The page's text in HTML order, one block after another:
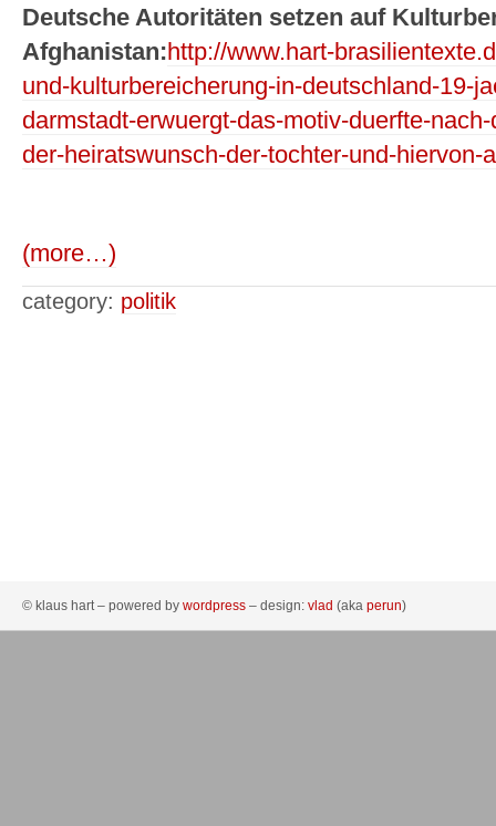
Deutsche Autoritäten setzen auf
Afghanistan:http://www.hart-
und-kulturbereicherung-in-deutschland-19-
darmstadt-erwuergt-das-motiv-duerfte-
der-heiratswunsch-der-tochter-und-hiervon-
(more…)
category: politik
© klaus hart – powered by wordpress – design: vlad (aka perun)